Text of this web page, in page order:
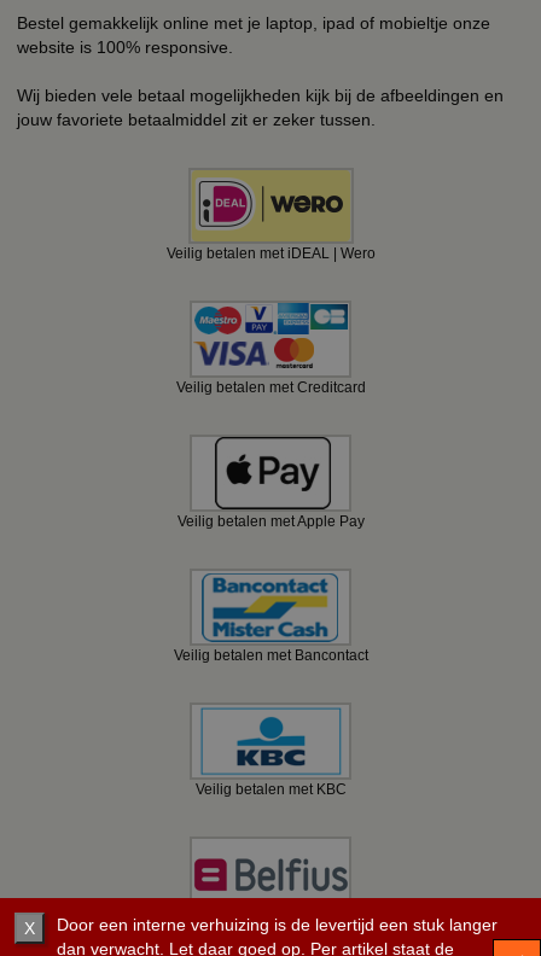
Bestel gemakkelijk online met je laptop, ipad of mobieltje onze
website is 100% responsive.
Wij bieden vele betaal mogelijkheden kijk bij de afbeeldingen en
jouw favoriete betaalmiddel zit er zeker tussen.
Veilig betalen met iDEAL | Wero
Veilig betalen met Creditcard
Veilig betalen met Apple Pay
Veilig betalen met Bancontact
Veilig betalen met KBC
Veilig betalen met Belfius
X
Door een interne verhuizing is de levertijd een stuk langer
dan verwacht. Let daar goed op. Per artikel staat de